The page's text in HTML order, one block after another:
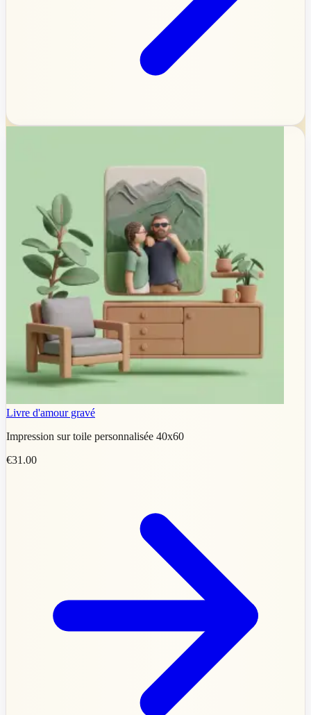
Livre d'amour gravé
Impression sur toile personnalisée 40x60
€31.00